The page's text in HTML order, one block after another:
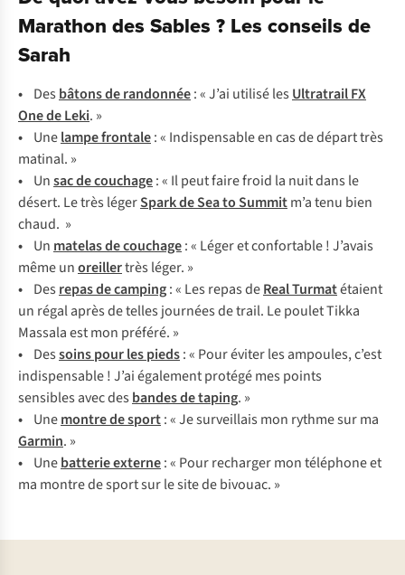
Marathon des Sables ? Les conseils de
Sarah
• Des bâtonsderandonnée: «J’ai utiliséles UltratrailFX
OnedeLeki. »
• Unelampefrontale: « Indispensableencasdedéparttrès
matinal. »
• Unsacdecouchage: « Ilpeutfairefroid la nuitdans le
désert. Le très légerSparkdeSeatoSummitm’a tenu bien
chaud. »
• Un matelasdecouchage: « Léger et confortable ! J’avais
même unoreillertrès léger. »
• Des repasdecamping: « Les repasdeRealTurmatétaient
un régalaprèsdetelles journéesdetrail. LepouletTikka
Massalaestmon préféré. »
• Dessoinspourlespieds: « Pour éviter les ampoules, c’est
indispensable ! J’ai également protégé mes points
sensibles avecdes bandes de taping. »
• Unemontredesport: « Jesurveillais mon rythmesurma
Garmin. »
• Unebatterie externe: « Pourrechargermontéléphoneet
ma montredesportsurlesitedebivouac. »